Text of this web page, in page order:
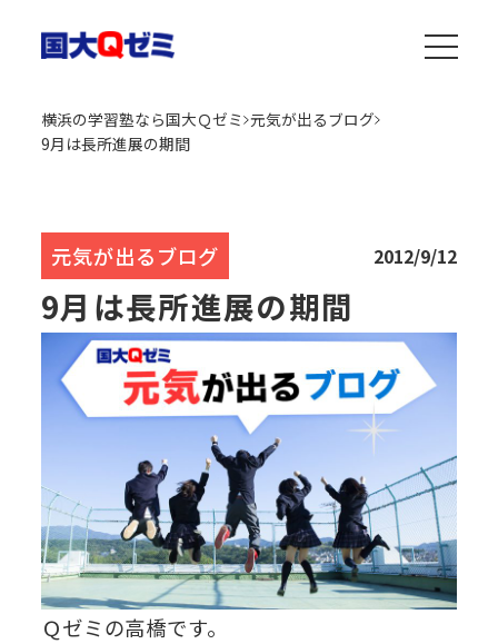
横浜の学習塾なら国大Ｑゼミ 元気が出るブログ
9月は長所進展の期間
元気が出るブログ 2012/9/12
9月は長所進展の期間
Ｑゼミの高橋です。